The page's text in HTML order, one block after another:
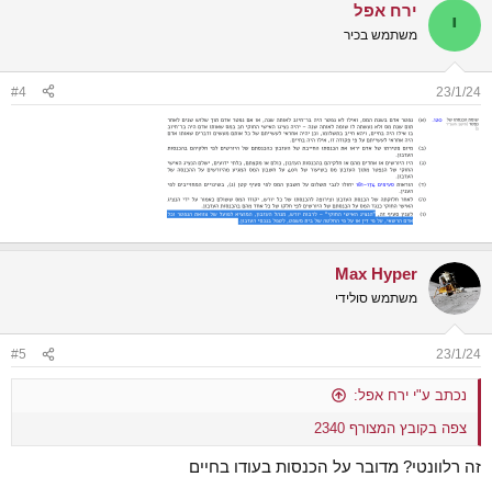
י ירח אפל
משתמש בכיר
23/1/24
#4
Max Hyper
משתמש סולידי
23/1/24
#5
נכתב ע"י ירח אפל:
צפה בקובץ המצורף 2340
זה רלוונטי? מדובר על הכנסות בעודו בחיים